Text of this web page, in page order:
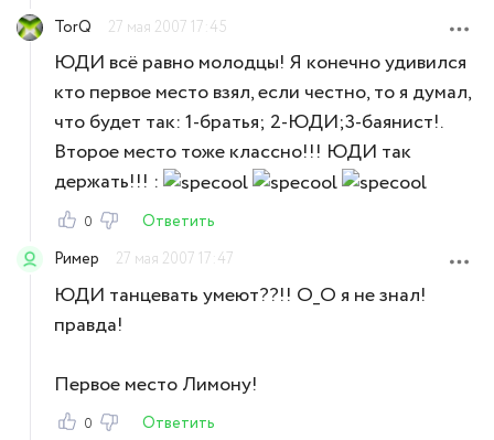
TorQ
27 мая 2007 17:45
ЮДИ всё равно молодцы! Я конечно удивился
кто первое место взял, если честно, то я думал,
что будет так: 1-братья; 2-ЮДИ;3-баянист!.
Второе место тоже классно!!! ЮДИ так
держать!!! :
0
Ответить
Ример
27 мая 2007 17:47
ЮДИ танцевать умеют??!! О_О я не знал!
правда!
Первое место Лимону!
0
Ответить